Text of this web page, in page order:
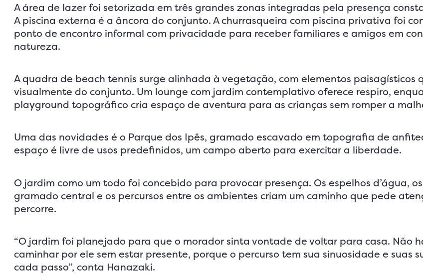
A área de lazer foi setorizada em três grandes zonas integradas pela presença
A piscina externa é a âncora do conjunto. A churrasqueira com piscina privativa foi
ponto de encontro informal com privacidade para receber familiares e amigos em
natureza.
A quadra de beach tennis surge alinhada à vegetação, com elementos paisagísticos
visualmente do conjunto. Um lounge com jardim contemplativo oferece respiro,
playground topográfico cria espaço de aventura para as crianças sem romper a
Uma das novidades é o Parque dos Ipês, gramado escavado em topografia de
espaço é livre de usos predefinidos, um campo aberto para exercitar a liberdade.
O jardim como um todo foi concebido para provocar presença. Os espelhos d’água,
gramado central e os percursos entre os ambientes criam um caminho que pede
percorre.
“O jardim foi planejado para que o morador sinta vontade de voltar para casa. Não
caminhar por ele sem estar presente, porque o percurso tem sua sinuosidade e suas
cada passo”, conta Hanazaki.